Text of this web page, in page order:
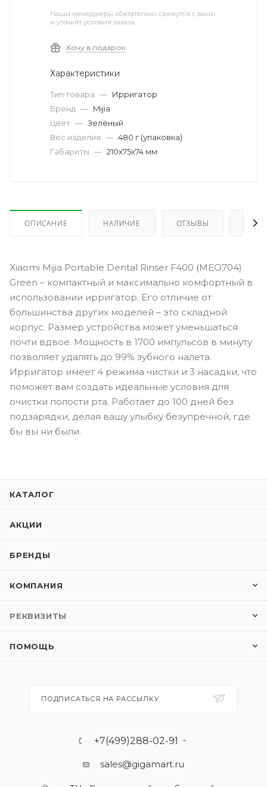
Наши менеджеры обязательно свяжутся с вами
и уточнят условия заказа
Хочу в подарок
Характеристики
Тип товара — Ирригатор
Бренд — Mijia
Цвет — Зелёный
Вес изделия — 480 г (упаковка)
Габариты — 210х75х74 мм
ОПИСАНИЕ НАЛИЧИЕ ОТЗЫВЫ КАК
Xiaomi Mijia Portable Dental Rinser F400 (MEO704)
Green – компактный и максимально комфортный в
использовании ирригатор. Его отличие от
большинства других моделей – это складной
корпус. Размер устройства может уменьшаться
почти вдвое. Мощность в 1700 импульсов в минуту
позволяет удалять до 99% зубного налета.
Ирригатор имеет 4 режима чистки и 3 насадки, что
поможет вам создать идеальные условия для
очистки полости рта. Работает до 100 дней без
подзарядки, делая вашу улыбку безупречной, где
бы вы ни были.
КАТАЛОГ
АКЦИИ
БРЕНДЫ
КОМПАНИЯ
РЕКВИЗИТЫ
ПОМОЩЬ
ПОДПИСАТЬСЯ НА РАССЫЛКУ
+7(499)288-02-91
sales@gigamart.ru